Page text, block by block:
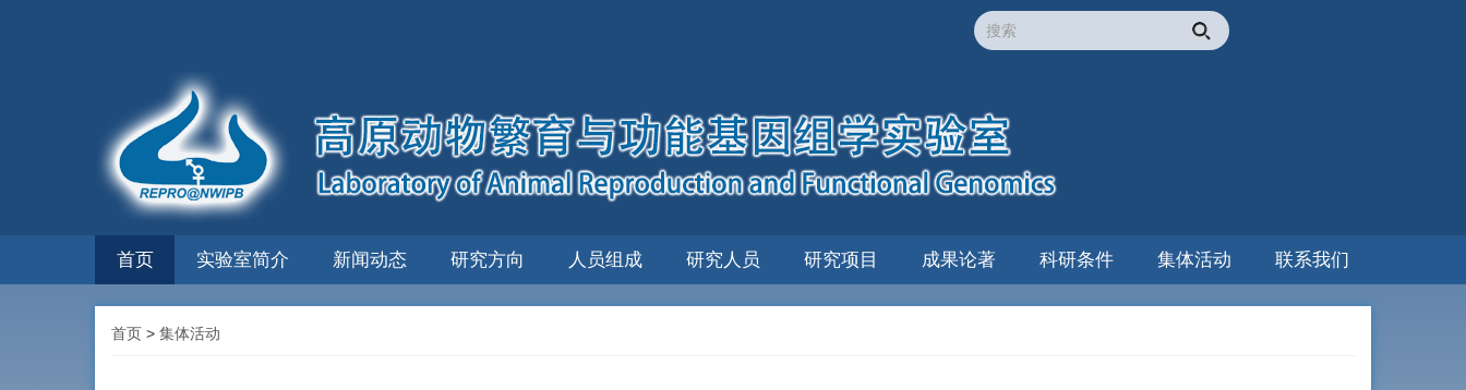
首页 实验室简介 新闻动态 研究方向 人员组成 研究人员 研究项目 成果论著 科研条件 集体活动 联系我们
首页 > 集体活动